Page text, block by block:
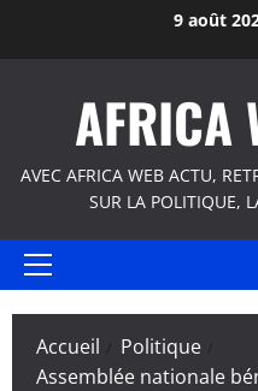
9 août
AFRICA
AVEC AFRICA WEB ACTU,
SUR LA POLITIQUE,
Menu
Accueil
Politique
Assemblée nationale